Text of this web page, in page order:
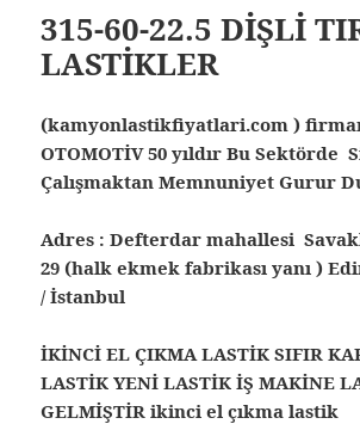
315-60-22.5 DİŞLİ
LASTİKLER
(kamyonlastikfiyatlari.com )
OTOMOTİV 50 yıldır Bu Sektörde
Çalışmaktan Memnuniyet Gurur
Adres : Defterdar mahallesi
29 (halk ekmek fabrikası yanı )
/ İstanbul
İKİNCİ EL ÇIKMA LASTİK SIFIR
LASTİK YENİ LASTİK İŞ MAKİNE
GELMİŞTİR ikinci el çıkma lastik